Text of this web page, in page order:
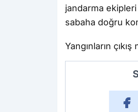
jandarma
sabaha doğru
Yangınların